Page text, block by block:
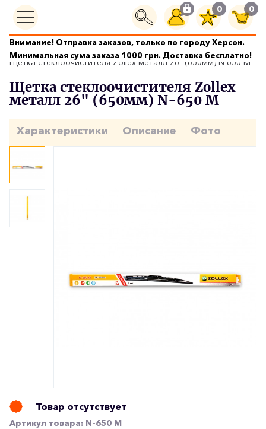
0 0
Внимание! Отправка заказов, только по городу Херсон.
Минимальная сума заказа 1000 грн. Доставка бесплатно!
Щетки стеклоочистителей
Щётка стеклоочистителя Zollex металл 26" (650мм) N-650 M
Щетка стеклоочистителя Zollex
металл 26" (650мм) N-650 M
Характеристики Описание Фото
Товар отсутствует
Артикул товара: N-650 M